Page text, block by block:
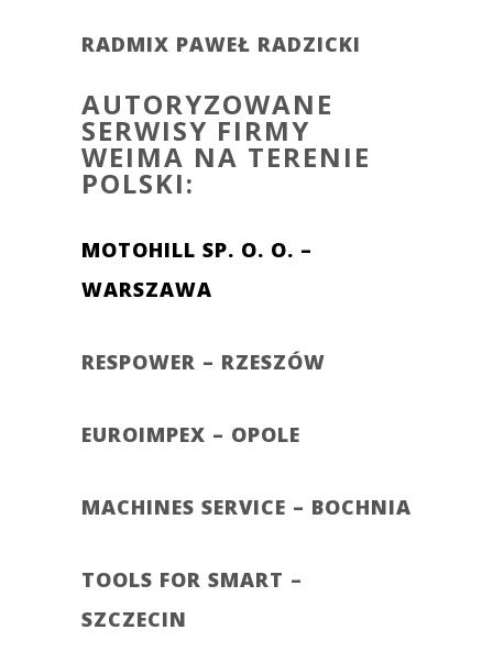
RADMIX PAWEŁ RADZICKI
AUTORYZOWANE
SERWISY FIRMY
WEIMA NA TERENIE
POLSKI:
MOTOHILL SP. O. O. –
WARSZAWA
RESPOWER – RZESZÓW
EUROIMPEX – OPOLE
MACHINES SERVICE – BOCHNIA
TOOLS FOR SMART –
SZCZECIN